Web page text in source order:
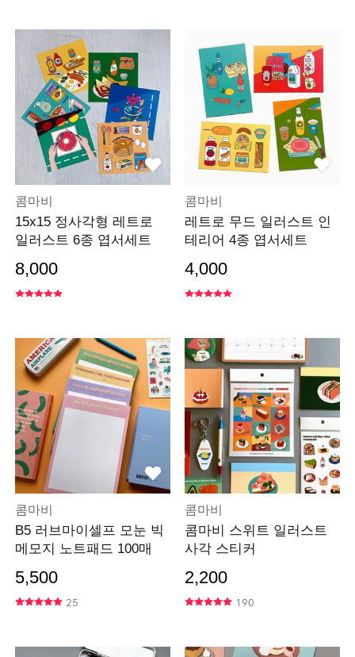
콤마비
15x15 정사각형 레트로
일러스트 6종 엽서세트
8,000
콤마비
레트로 무드 일러스트 인
테리어 4종 엽서세트
4,000
콤마비
B5 러브마이셀프 모눈 빅
메모지 노트패드 100매
5,500
25
콤마비
콤마비 스위트 일러스트
사각 스티커
2,200
190